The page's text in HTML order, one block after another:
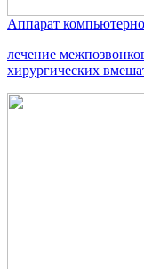
Аппарат
лечение
хирургических